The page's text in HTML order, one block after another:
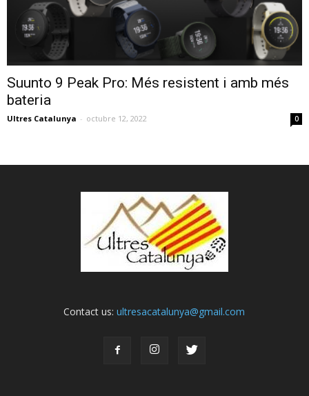
Suunto 9 Peak Pro: Més resistent i amb més
bateria
Ultres Catalunya - octubre 12, 2022 0
Contact us:ultresacatalunya@gmail.com